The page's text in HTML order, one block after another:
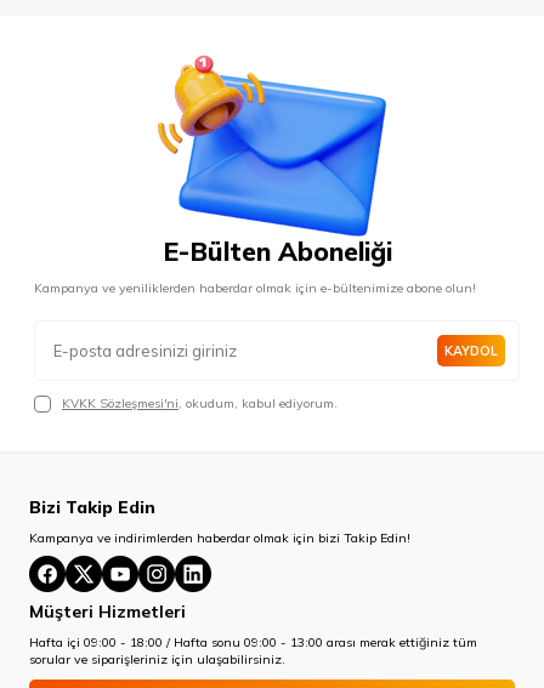
E-Bülten Aboneliği
Kampanya ve yeniliklerden haberdar olmak için e-bültenimize abone olun!
KAYDOL
KVKK Sözleşmesi'ni , okudum, kabul ediyorum.
Bizi Takip Edin
Kampanya ve indirimlerden haberdar olmak için bizi Takip Edin!
Müşteri Hizmetleri
Hafta içi 09:00 - 18:00 / Hafta sonu 09:00 - 13:00 arası merak ettiğiniz tüm
sorular ve siparişleriniz için ulaşabilirsiniz.